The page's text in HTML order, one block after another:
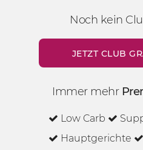
Noch kein
JETZT CLUB
Immer mehr
Low Carb
Hauptgerichte